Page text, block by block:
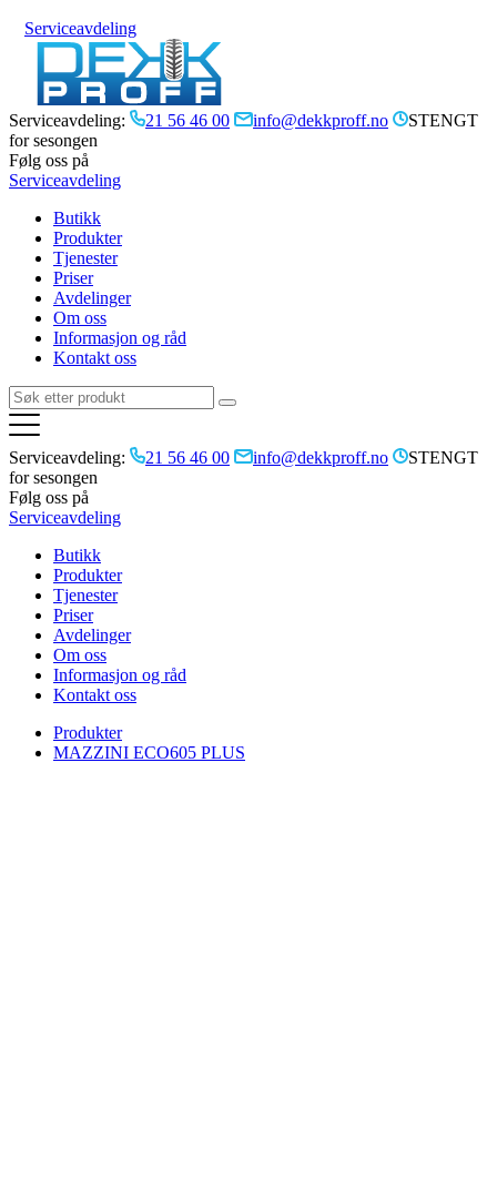
Serviceavdeling
Serviceavdeling: 21 56 46 00 info@dekkproff.no
STENGT
for sesongen
Følg oss på
Serviceavdeling
Butikk
Produkter
Tjenester
Priser
Avdelinger
Om oss
Informasjon og råd
Kontakt oss
Serviceavdeling: 21 56 46 00 info@dekkproff.no
STENGT
for sesongen
Følg oss på
Serviceavdeling
Butikk
Produkter
Tjenester
Priser
Avdelinger
Om oss
Informasjon og råd
Kontakt oss
Produkter
MAZZINI ECO605 PLUS